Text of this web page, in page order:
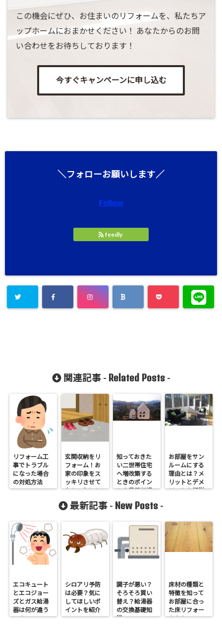
この機会にぜひ、お住まいのリフォームを、私たちア
ップホームにおまかせください！ あなたからのお問
い合わせをお待ちしております！
今すぐキャンペーンに申し込む
＼フォローお願いします／
Follow
feedly
関連記事 - Related Posts-
リフォーム工
事でトラブル
になった場合
の対処方法
玄関収納をリ
フォーム！お
家の印象をス
ッキリさせて
おしゃれにし
知っておきた
い二世帯住宅
へ増改築する
ときのポイン
トや費用相場
お部屋をサン
ルームにする
理由とは？メ
リットとデメ
リットを解説
最新記事 - New Posts -
エコキュート
とエコジョー
ズとガス給湯
器は何が違う
の？
シロアリ予防
は必要？気に
してほしいポ
イントを紹介
調子が悪い？
そろそろ買い
替え？給湯器
の交換基礎知
識
床材の種類と
特徴を知って
お部屋に合っ
た床リフォー
ムを！